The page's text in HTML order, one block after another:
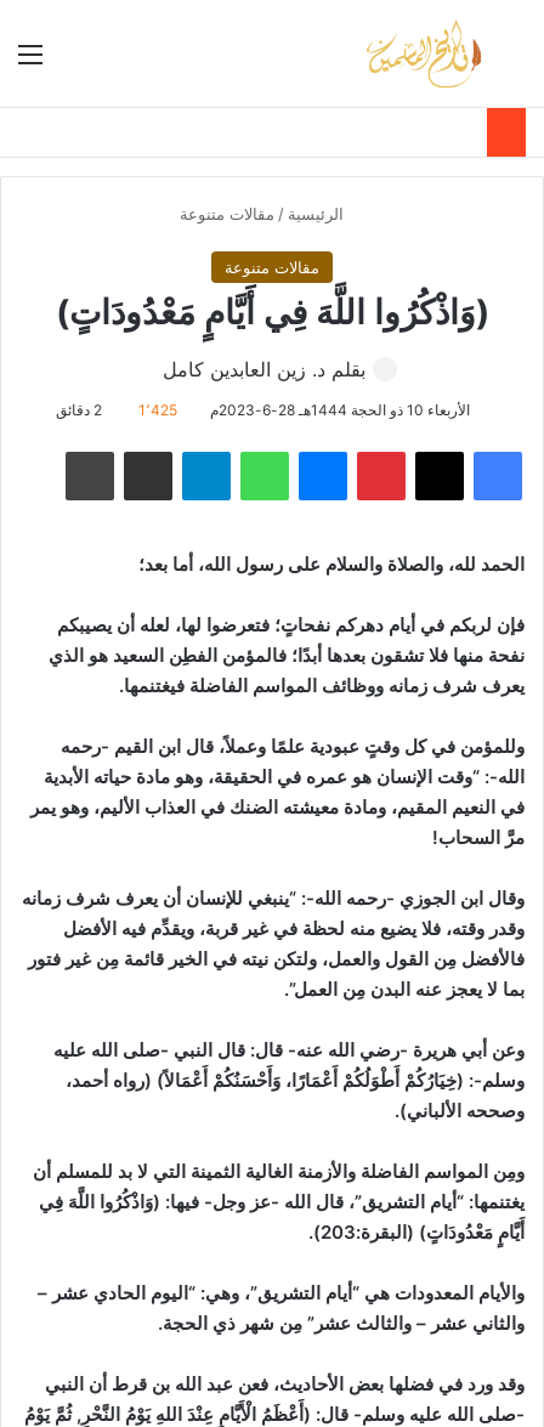
الوضع بحث عن
الرئيسية / مقالات متنوعة
مقالات متنوعة
(وَاذْكُرُوا اللَّهَ فِي أَيَّامٍ مَعْدُودَاتٍ)
بقلم د. زين العابدين كامل
الأربعاء 10 ذو الحجة 1444هـ 28-6-2023م 1٬425
فيسبوك ‫X بينتيريستماسنجر واتساب تيلقرام مشاركة عبر البريد طباعة
الحمد لله، والصلاة والسلام على رسول الله، أما بعد؛
فإن لربكم في أيام دهركم نفحاتٍ؛ فتعرضوا لها، لعله أن يصيبكم
نفحة منها فلا تشقون بعدها أبدًا؛ فالمؤمن الفطِن السعيد هو الذي
يعرف شرف زمانه ووظائف المواسم الفاضلة فيغتنمها.
وللمؤمن في كل وقتٍ عبودية علمًا وعملاً، قال ابن القيم -رحمه
الله-: “وقت الإنسان هو عمره في الحقيقة، وهو مادة حياته الأبدية
في النعيم المقيم، ومادة معيشته الضنك في العذاب الأليم، وهو يمر
مرَّ السحاب!
وقال ابن الجوزي -رحمه الله-: “ينبغي للإنسان أن يعرف شرف زمانه
وقدر وقته، فلا يضيع منه لحظة في غير قربة، ويقدِّم فيه الأفضل
فالأفضل مِن القول والعمل، ولتكن نيته في الخير قائمة مِن غير فتور
بما لا يعجز عنه البدن مِن العمل”.
وعن أبي هريرة -رضي الله عنه- قال: قال النبي -صلى الله عليه
وسلم-: (خِيَارُكُمْ أَطْوَلُكُمْ أَعْمَارًا، وَأَحْسَنُكُمْ أَعْمَالاً) (رواه أحمد،
وصححه الألباني).
ومِن المواسم الفاضلة والأزمنة الغالية الثمينة التي لا بد للمسلم أن
يغتنمها: “أيام التشريق”، قال الله -عز وجل- فيها: (وَاذْكُرُوا اللَّهَ فِي
أَيَّامٍ مَعْدُودَاتٍ) (البقرة:203) .
والأيام المعدودات هي “أيام التشريق”، وهي: “اليوم الحادي عشر –
والثاني عشر – والثالث عشر” مِن شهر ذي الحجة.
وقد ورد في فضلها بعض الأحاديث، فعن عبد الله بن قرط أن النبي
-صلى الله عليه وسلم- قال: (أَعْظَمُ الْأَيَّامِ عِنْدَ اللهِ يَوْمُ النَّحْرِ, ثُمَّ يَوْمُ